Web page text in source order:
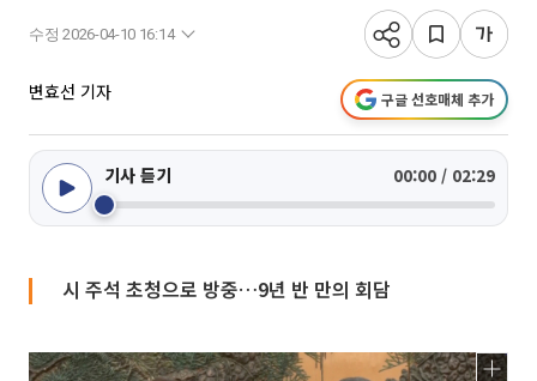
수정 2026-04-10 16:14
변효선 기자 구글 선호매체 추가
기사 듣기 00:00 / 02:29
시 주석 초청으로 방중…9년 반 만의 회담